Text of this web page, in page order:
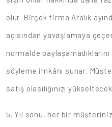
olur. Birçok firma Aralık
açısından yavaşlamaya
normalde
söyleme imkânı sunar.
satış olasılığınızı
5. Yıl sonu, her bir